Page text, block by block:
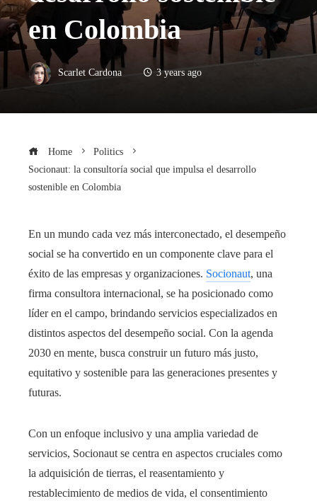
en Colombia
Scarlet Cardona 3 years ago
Home
Politics
Socionaut: la consultoría social que impulsa el desarrollo
sostenible en Colombia
En un mundo cada vez más interconectado, el desempeño
social se ha convertido en un componente clave para el
éxito de las empresas y organizaciones. Socionaut, una
firma consultora internacional, se ha posicionado como
líder en el campo, brindando servicios especializados en
distintos aspectos del desempeño social. Con la agenda
2030 en mente, busca construir un futuro más justo,
equitativo y sostenible para las generaciones presentes y
futuras.
Con un enfoque inclusivo y una amplia variedad de
servicios, Socionaut se centra en aspectos cruciales como
la adquisición de tierras, el reasentamiento y
restablecimiento de medios de vida, el consentimiento